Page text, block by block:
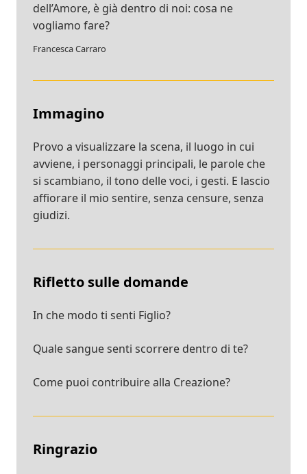
dell’Amore, è già dentro di noi: cosa ne
vogliamo fare?
Francesca Carraro
Immagino
Provo a visualizzare la scena, il luogo in cui
avviene, i personaggi principali, le parole che
si scambiano, il tono delle voci, i gesti. E lascio
affiorare il mio sentire, senza censure, senza
giudizi.
Rifletto sulle domande
In che modo ti senti Figlio?
Quale sangue senti scorrere dentro di te?
Come puoi contribuire alla Creazione?
Ringrazio